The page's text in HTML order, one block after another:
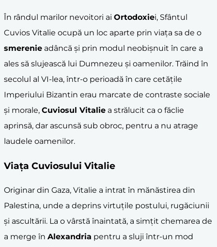
În rândul marilor nevoitori ai Ortodoxiei, Sfântul
Cuvios Vitalie ocupă un loc aparte prin viața sa de o
smerenie adâncă și prin modul neobișnuit în care a
ales să slujească lui Dumnezeu și oamenilor. Trăind în
secolul al VI-lea, într-o perioadă în care cetățile
Imperiului Bizantin erau marcate de contraste sociale
și morale, Cuviosul Vitalie a strălucit ca o făclie
aprinsă, dar ascunsă sub obroc, pentru a nu atrage
laudele oamenilor.
Viața Cuviosului Vitalie
Originar din Gaza, Vitalie a intrat în mănăstirea din
Palestina, unde a deprins virtuțile postului, rugăciunii
și ascultării. La o vârstă înaintată, a simțit chemarea de
a merge în Alexandria pentru a sluji într-un mod